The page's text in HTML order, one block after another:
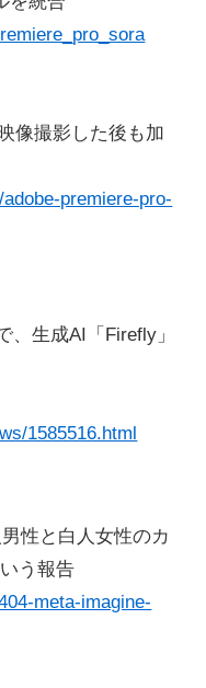
像撮影した後も加
premiere-pro-
、生成AI「Firefly」
1585516.html
性と白人女性のカ
う報告
meta-imagine-